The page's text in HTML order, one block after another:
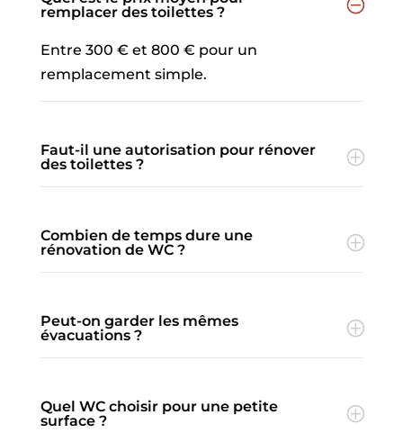
remplacer des toilettes ?
Entre 300 € et 800 € pour un
remplacement simple.
Faut-il une autorisation pour rénover
des toilettes ?
Combien de temps dure une
rénovation de WC ?
Peut-on garder les mêmes
évacuations ?
Quel WC choisir pour une petite
surface ?